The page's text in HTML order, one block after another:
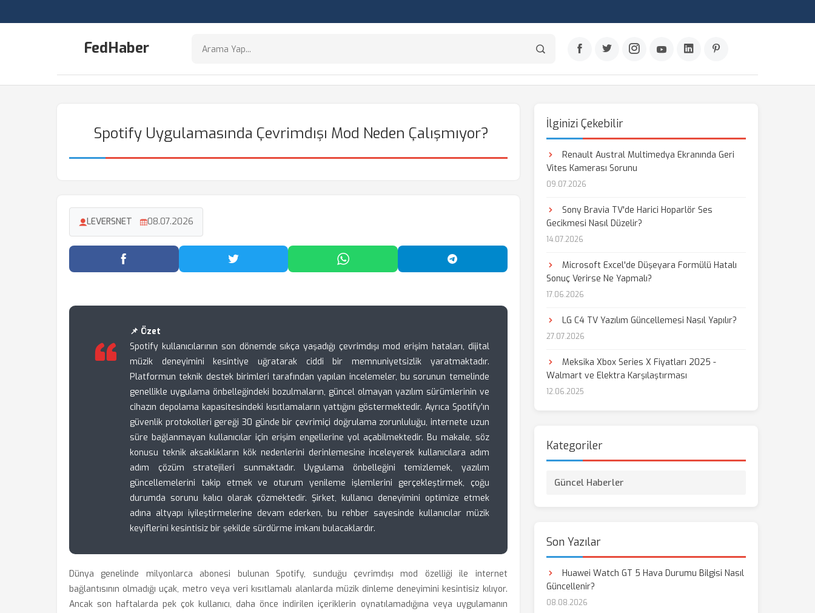
FedHaber
Spotify Uygulamasında Çevrimdışı Mod Neden Çalışmıyor?
LEVERSNET 08.07.2026
Facebook'ta Paylaş Twitter'da Paylaş WhatsApp'ta Paylaş Telegram'da Paylaş
📌 Özet
Spotify kullanıcılarının son dönemde sıkça yaşadığı çevrimdışı mod erişim hataları, dijital
müzik deneyimini kesintiye uğratarak ciddi bir memnuniyetsizlik yaratmaktadır.
Platformun teknik destek birimleri tarafından yapılan incelemeler, bu sorunun temelinde
genellikle uygulama önbelleğindeki bozulmaların, güncel olmayan yazılım sürümlerinin ve
cihazın depolama kapasitesindeki kısıtlamaların yattığını göstermektedir. Ayrıca Spotify'ın
güvenlik protokolleri gereği 30 günde bir çevrimiçi doğrulama zorunluluğu, internete uzun
süre bağlanmayan kullanıcılar için erişim engellerine yol açabilmektedir. Bu makale, söz
konusu teknik aksaklıkların kök nedenlerini derinlemesine inceleyerek kullanıcılara adım
adım çözüm stratejileri sunmaktadır. Uygulama önbelleğini temizlemek, yazılım
güncellemelerini takip etmek ve oturum yenileme işlemlerini gerçekleştirmek, çoğu
durumda sorunu kalıcı olarak çözmektedir. Şirket, kullanıcı deneyimini optimize etmek
adına altyapı iyileştirmelerine devam ederken, bu rehber sayesinde kullanıcılar müzik
keyiflerini kesintisiz bir şekilde sürdürme imkanı bulacaklardır.
Dünya genelinde milyonlarca abonesi bulunan Spotify, sunduğu çevrimdışı mod özelliği ile internet
bağlantısının olmadığı uçak, metro veya veri kısıtlamalı alanlarda müzik dinleme deneyimini kesintisiz kılıyor.
Ancak son haftalarda pek çok kullanıcı, daha önce indirilen içeriklerin oynatılamadığına veya uygulamanın
İlginizi Çekebilir
Renault Austral Multimedya Ekranında Geri
Vites Kamerası Sorunu
09.07.2026
Sony Bravia TV'de Harici Hoparlör Ses
Gecikmesi Nasıl Düzelir?
14.07.2026
Microsoft Excel'de Düşeyara Formülü Hatalı
Sonuç Verirse Ne Yapmalı?
17.06.2026
LG C4 TV Yazılım Güncellemesi Nasıl Yapılır?
27.07.2026
Meksika Xbox Series X Fiyatları 2025 -
Walmart ve Elektra Karşılaştırması
12.06.2025
Kategoriler
Güncel Haberler
Son Yazılar
Huawei Watch GT 5 Hava Durumu Bilgisi Nasıl
Güncellenir?
08.08.2026